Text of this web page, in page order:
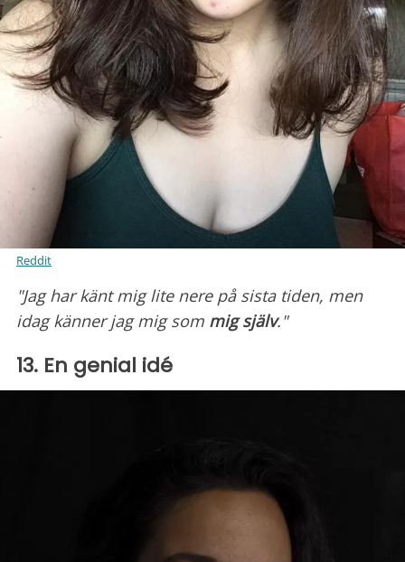
Reddit
"Jag har känt mig lite nere på sista tiden, men
idag känner jag mig som mig själv."
13. En genial idé